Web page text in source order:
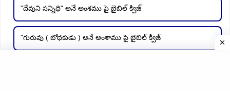
"దేవుని సన్నిధి" అనే అంశము పై బైబిల్ క్విజ్
"గురువు ( బోధకుడు ) అనే అంశాము పై బైబిల్ క్విజ్